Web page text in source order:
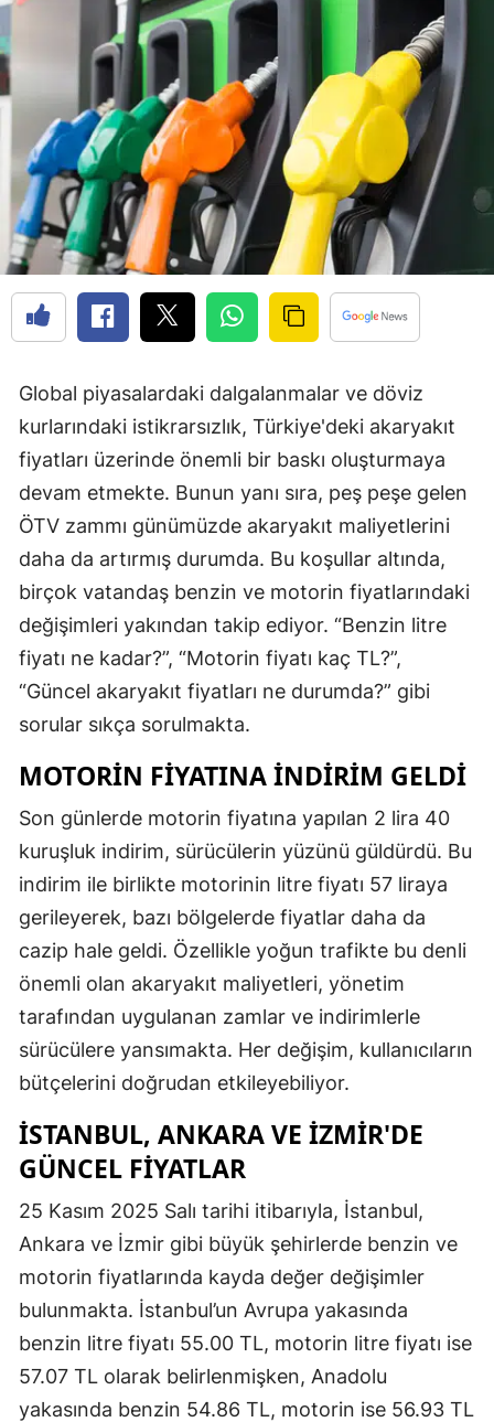
Global piyasalardaki dalgalanmalar ve döviz
kurlarındaki istikrarsızlık, Türkiye'deki akaryakıt
fiyatları üzerinde önemli bir baskı oluşturmaya
devam etmekte. Bunun yanı sıra, peş peşe gelen
ÖTV zammı günümüzde akaryakıt maliyetlerini
daha da artırmış durumda. Bu koşullar altında,
birçok vatandaş benzin ve motorin fiyatlarındaki
değişimleri yakından takip ediyor. “Benzin litre
fiyatı ne kadar?”, “Motorin fiyatı kaç TL?”,
“Güncel akaryakıt fiyatları ne durumda?” gibi
sorular sıkça sorulmakta.
MOTORIN FIYATINA İNDIRIM GELDI
Son günlerde motorin fiyatına yapılan 2 lira 40
kuruşluk indirim, sürücülerin yüzünü güldürdü. Bu
indirim ile birlikte motorinin litre fiyatı 57 liraya
gerileyerek, bazı bölgelerde fiyatlar daha da
cazip hale geldi. Özellikle yoğun trafikte bu denli
önemli olan akaryakıt maliyetleri, yönetim
tarafından uygulanan zamlar ve indirimlerle
sürücülere yansımakta. Her değişim, kullanıcıların
bütçelerini doğrudan etkileyebiliyor.
İSTANBUL, ANKARA VE İZMIR'DE
GÜNCEL FIYATLAR
25 Kasım 2025 Salı tarihi itibarıyla, İstanbul,
Ankara ve İzmir gibi büyük şehirlerde benzin ve
motorin fiyatlarında kayda değer değişimler
bulunmakta. İstanbul’un Avrupa yakasında
benzin litre fiyatı 55.00 TL, motorin litre fiyatı ise
57.07 TL olarak belirlenmişken, Anadolu
yakasında benzin 54.86 TL, motorin ise 56.93 TL